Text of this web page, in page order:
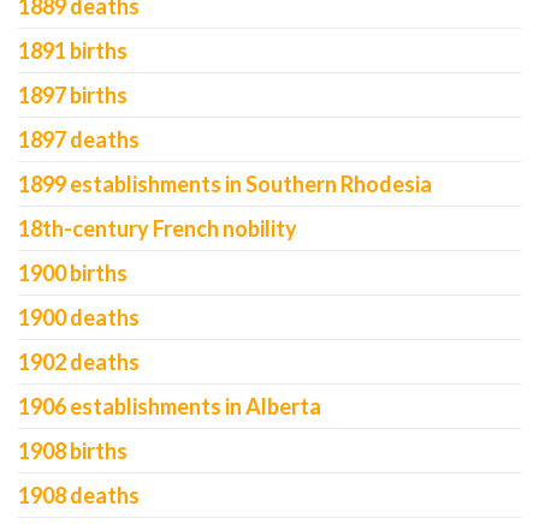
1889 deaths
1891 births
1897 births
1897 deaths
1899 establishments in Southern Rhodesia
18th-century French nobility
1900 births
1900 deaths
1902 deaths
1906 establishments in Alberta
1908 births
1908 deaths